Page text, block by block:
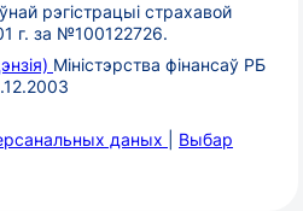
рэгістрацыі страхавой
г. за №100122726.
Міністэрства фінансаў РБ
даных
Выбар